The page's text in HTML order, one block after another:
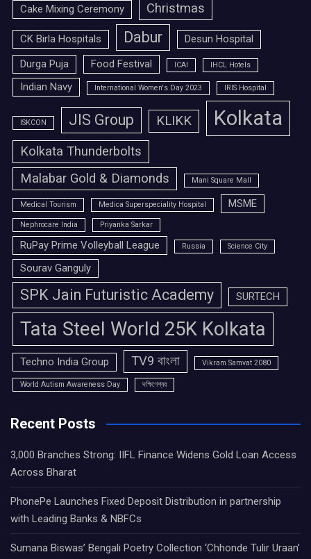
Cake Mixing Ceremony Christmas
CK Birla Hospitals Dabur
Desun Hospital
Durga Puja
Food Festival ICAI IHCL Hotels
Indian Navy International Women's Day 2023 IRIS Hospital
ISKCON JIS Group KLIKK Kolkata
Kolkata Thunderbolts
Malabar Gold & Diamonds
Mani Square Mall
Medical Tourism Medica Superspeciality Hospital MSME
Nephrocare India Priyanka Sarkar
RuPay Prime Volleyball League Russia Science City
Sourav Ganguly
SPK Jain Futuristic Academy SURTECH
Tata Steel World 25K Kolkata
Techno India Group TV9 বাংলা Vikram Samvat 2080
World Autism Awareness Day দক্ষিণেশ্বর
Recent Posts
3,000 Branches Strong: IIFL Finance Widens Gold Loan Access
Across Bharat
PhonePe Launches Fixed Deposit Distribution in partnership
with Leading Banks & NBFCs
Sumana Biswas’ Bengali Poetry Collection ‘Chhonde Tulir Uraan’